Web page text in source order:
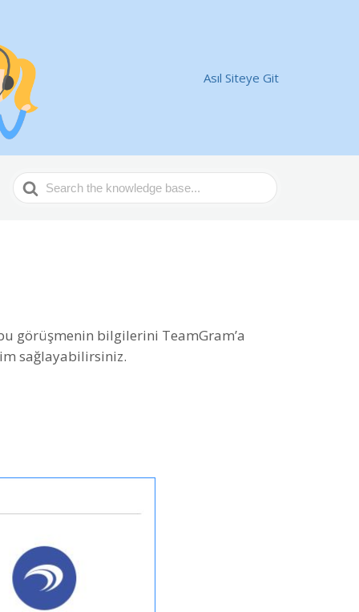
Asıl Siteye Git
Search
For
görüşmenin bilgilerini TeamGram’a
sağlayabilirsiniz.